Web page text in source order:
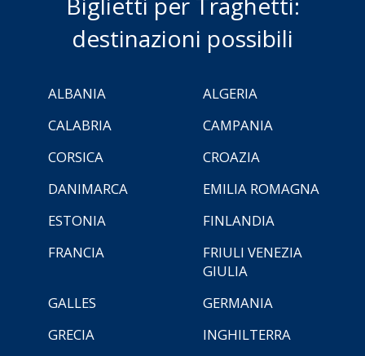
destinazioni possibili
ALBANIA
ALGERIA
CALABRIA
CAMPANIA
CORSICA
CROAZIA
DANIMARCA
EMILIA ROMAGNA
ESTONIA
FINLANDIA
FRANCIA
FRIULI VENEZIA
GIULIA
GALLES
GERMANIA
GRECIA
INGHILTERRA